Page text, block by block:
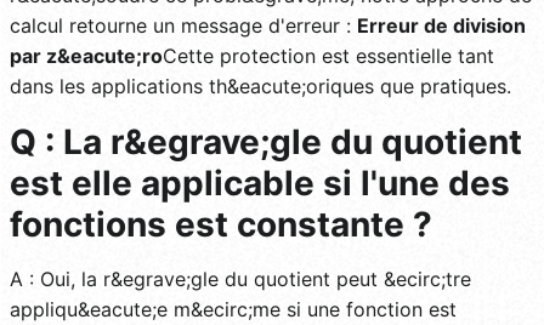
calcul retourne un message d'erreur : Erreur de division
par z&eacute;roCette protection est essentielle tant
dans les applications th&eacute;oriques que pratiques.
Q : La r&egrave;gle du quotient
est elle applicable si l'une des
fonctions est constante ?
A : Oui, la r&egrave;gle du quotient peut &ecirc;tre
appliqu&eacute;e m&ecirc;me si une fonction est